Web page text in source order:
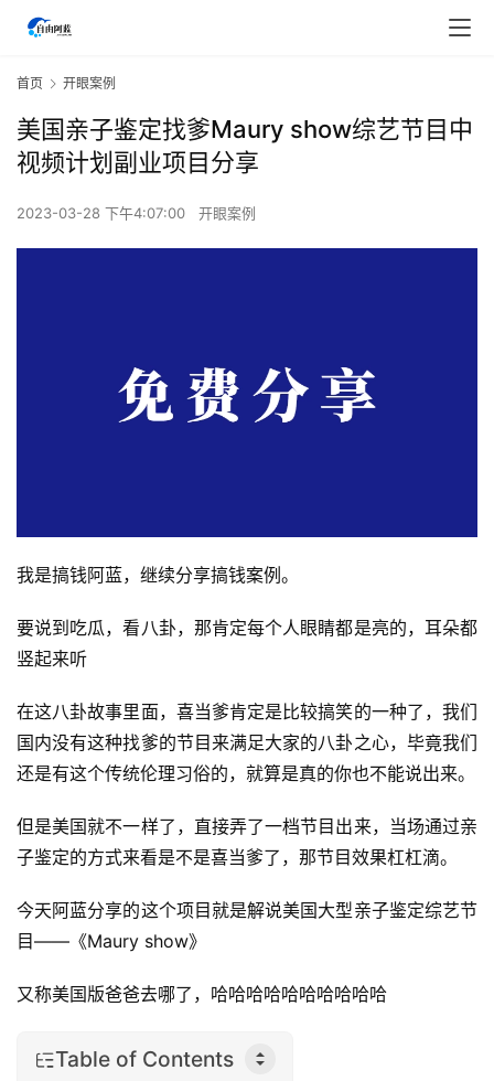
首页 开眼案例
美国亲子鉴定找爹Maury show综艺节目中
视频计划副业项目分享
2023-03-28 下午4:07:00 开眼案例
我是搞钱阿蓝，继续分享搞钱案例。
要说到吃瓜，看八卦，那肯定每个人眼睛都是亮的，耳朵都
竖起来听
在这八卦故事里面，喜当爹肯定是比较搞笑的一种了，我们
国内没有这种找爹的节目来满足大家的八卦之心，毕竟我们
还是有这个传统伦理习俗的，就算是真的你也不能说出来。
但是美国就不一样了，直接弄了一档节目出来，当场通过亲
子鉴定的方式来看是不是喜当爹了，那节目效果杠杠滴。
今天阿蓝分享的这个项目就是解说美国大型亲子鉴定综艺节
目——《Maury show》
又称美国版爸爸去哪了，哈哈哈哈哈哈哈哈哈哈
Table of Contents